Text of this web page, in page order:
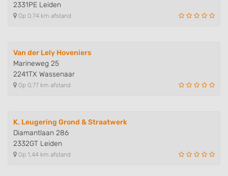
2331PE Leiden
Op 0,74 km afstand
Van der Lely Hoveniers
Marineweg 25
2241TX Wassenaar
Op 0,77 km afstand
K. Leugering Grond & Straatwerk
Diamantlaan 286
2332GT Leiden
Op 1,44 km afstand